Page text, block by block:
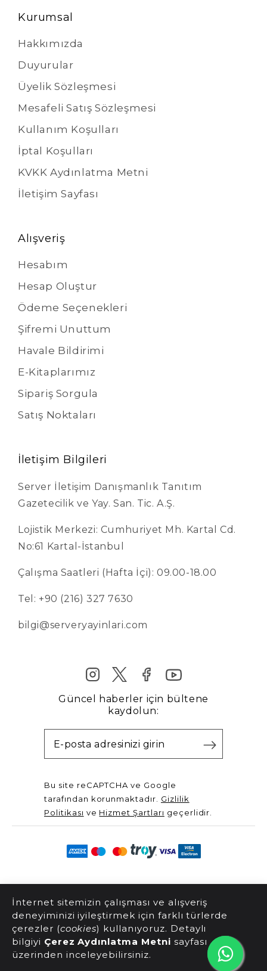
İnternet sitemizin çalışması ve alışveriş
deneyiminizi iyileştirmek için farklı türlerde
çerezler (cookies) kullanıyoruz. Detaylı
bilgiyi Çerez Aydınlatma Metni sayfası
üzerinden inceleyebilirsiniz.
Kurumsal
Hakkımızda
Duyurular
Üyelik Sözleşmesi
Mesafeli Satış Sözleşmesi
Kullanım Koşulları
İptal Koşulları
KVKK Aydınlatma Metni
İletişim Sayfası
Alışveriş
Hesabım
Hesap Oluştur
Ödeme Seçenekleri
Şifremi Unuttum
Havale Bildirimi
E-Kitaplarımız
Sipariş Sorgula
Satış Noktaları
İletişim Bilgileri
Server İletişim Danışmanlık Tanıtım
Gazetecilik ve Yay. San. Tic. A.Ş.
Lojistik Merkezi: Cumhuriyet Mh. Kartal Cd.
No:61 Kartal-İstanbul
Çalışma Saatleri (Hafta İçi): 09.00-18.00
Tel: +90 (216) 327 7630
bilgi@serveryayinlari.com
Güncel haberler için bültene
kaydolun:
Bu site reCAPTCHA ve Google
tarafından korunmaktadır. Gizlilik
Politikası ve Hizmet Şartları geçerlidir.